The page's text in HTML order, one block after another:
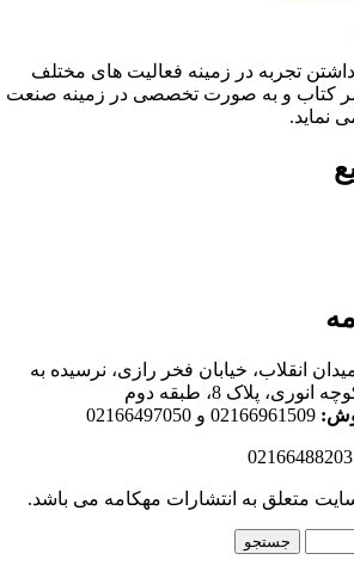
داشتن تجربه در زمینه فعالیت های مختلف
کتاب و به صورت تخصصی در زمینه صنعت
نماید.
انقلاب، خیابان فخر رازی، نرسیده به
پلاک 8، طبقه دوم
02166961509 و 02166497050
متعلق به انتشارات مهکامه می باشد.
جستجو